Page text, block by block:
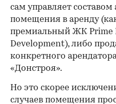
сам управляет составом
помещения в аренду
премиальный ЖК Prime
Development), либо
конкретного
«Донстроя».
Но это скорее
случаев помещения